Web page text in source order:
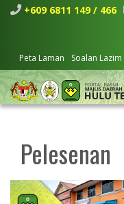
+609 6811 149 / 466
Peta Laman Soalan Lazim
Pelesenan